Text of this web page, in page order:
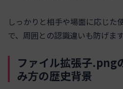
しっかりと相手や場面に応じた
で、周囲との認識違いも防げます
ファイル拡張子.png
み方の歴史背景